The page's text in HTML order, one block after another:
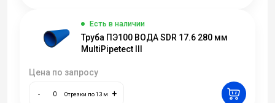
Есть в наличии
Труба ПЭ100 ВОДА SDR 17.6 280 мм
MultiPipetect III
Цена по запросу
- Отрезки по 13 м +